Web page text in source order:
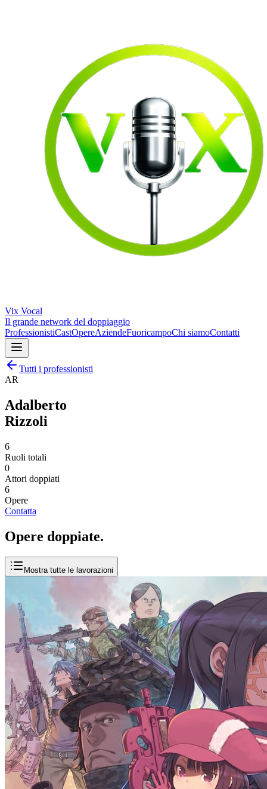
Vix Vocal
Il grande network del doppiaggio
ProfessionistiCastOpereAziendeFuoricampoChi siamoContatti
Tutti i professionisti
AR
Adalberto
Rizzoli
6
Ruoli totali
0
Attori doppiati
6
Opere
Contatta
Opere doppiate.
Mostra tutte le lavorazioni